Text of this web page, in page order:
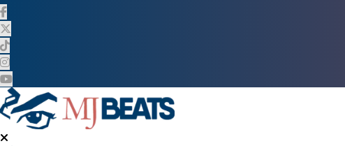
Pular
para
o
conteúdo